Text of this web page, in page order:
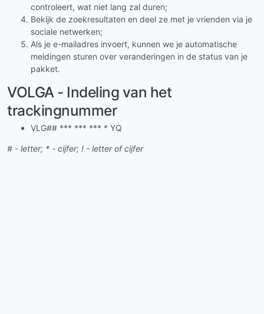
controleert, wat niet lang zal duren;
Bekijk de zoekresultaten en deel ze met je vrienden via je
sociale netwerken;
Als je e-mailadres invoert, kunnen we je automatische
meldingen sturen over veranderingen in de status van je
pakket.
VOLGA - Indeling van het
trackingnummer
VLG## *** *** *** * YQ
# - letter; * - cijfer; ! - letter of cijfer